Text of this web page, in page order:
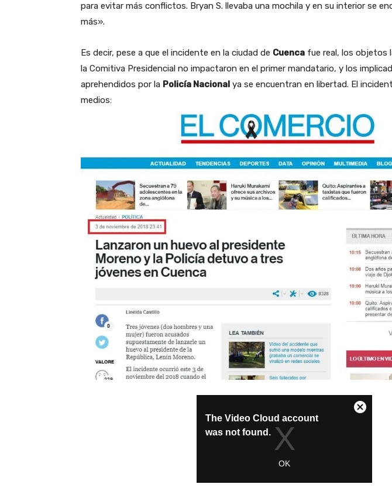
para evitar más conflictos. Bryan S. llevaba una mochila y en su interior se
más».
Es decir, pese a que el incidente en la ciudad de Cuenca fue real, los objetos
la Comitiva Presidencial no impactaron en el primer mandatario, y los
aprehendidos por la Policía Nacional ya se encuentran en libertad. El
medios: